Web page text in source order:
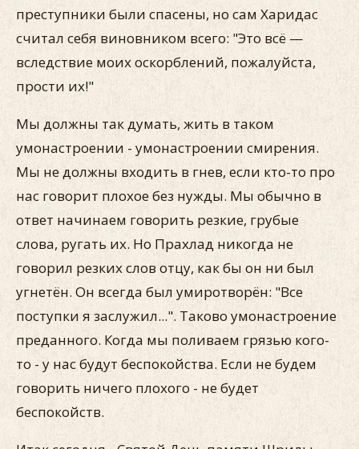
преступники были спасены, но сам Харидас
считал себя виновником всего: "Это всё —
вследствие моих оскорблений, пожалуйста,
прости их!"
Мы должны так думать, жить в таком
умонастроении - умонастроении смирения.
Мы не должны входить в гнев, если кто-то про
нас говорит плохое без нужды. Мы обычно в
ответ начинаем говорить резкие, грубые
слова, ругать их. Но Прахлад никогда не
говорил резких слов отцу, как бы он ни был
угнетён. Он всегда был умиротворён: "Все
поступки я заслужил...". Таково умонастроение
преданного. Когда мы поливаем грязью кого-
то - у нас будут беспокойства. Если не будем
говорить ничего плохого - не будет
беспокойств.